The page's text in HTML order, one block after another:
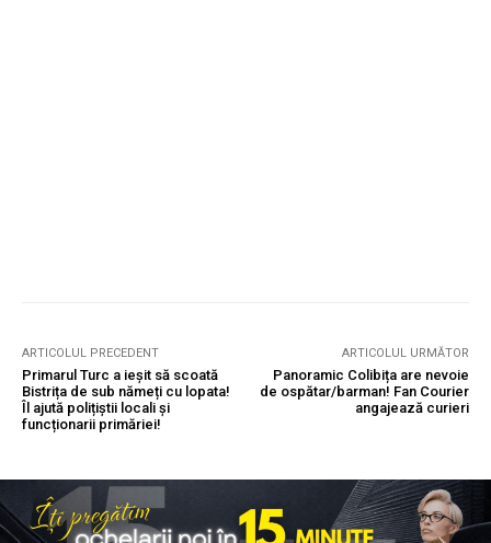
ARTICOLUL PRECEDENT
Primarul Turc a ieșit să scoată
Bistrița de sub nămeți cu lopata!
Îl ajută polițiștii locali și
funcționarii primăriei!
ARTICOLUL URMĂTOR
Panoramic Colibița are nevoie
de ospătar/barman! Fan Courier
angajează curieri